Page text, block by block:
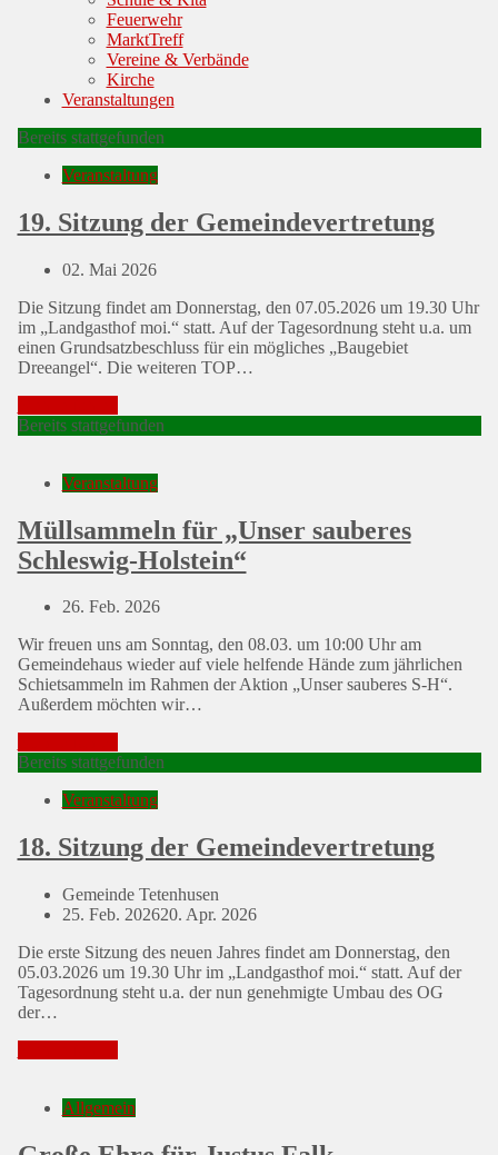
Feuerwehr
MarktTreff
Vereine & Verbände
Kirche
Veranstaltungen
Bereits stattgefunden
Veranstaltung
19. Sitzung der Gemeindevertretung
Posted
02. Mai 2026
Die Sitzung findet am Donnerstag, den 07.05.2026 um 19.30 Uhr
im „Landgasthof moi.“ statt. Auf der Tagesordnung steht u.a. um
einen Grundsatzbeschluss für ein mögliches „Baugebiet
Dreeangel“. Die weiteren TOP…
Bereits stattgefunden
Veranstaltung
Müllsammeln für „Unser sauberes
Schleswig-Holstein“
Posted
26. Feb. 2026
Wir freuen uns am Sonntag, den 08.03. um 10:00 Uhr am
Gemeindehaus wieder auf viele helfende Hände zum jährlichen
Schietsammeln im Rahmen der Aktion „Unser sauberes S-H“.
Außerdem möchten wir…
Bereits stattgefunden
Veranstaltung
18. Sitzung der Gemeindevertretung
Gemeinde Tetenhusen
Posted
25. Feb. 202620. Apr. 2026
Die erste Sitzung des neuen Jahres findet am Donnerstag, den
05.03.2026 um 19.30 Uhr im „Landgasthof moi.“ statt. Auf der
Tagesordnung steht u.a. der nun genehmigte Umbau des OG
der…
Allgemein